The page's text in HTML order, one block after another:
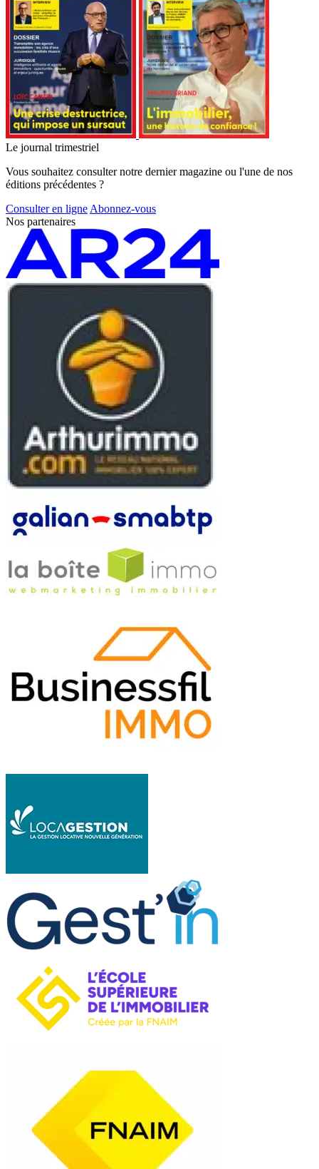
Le journal trimestriel
Vous souhaitez consulter notre dernier magazine ou l'une de nos
éditions précédentes ?
Consulter en ligne Abonnez-vous
Nos partenaires